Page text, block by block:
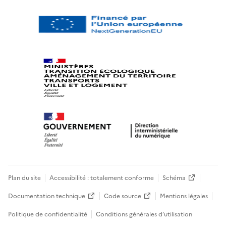
Plan du site Accessibilité : totalement conforme
Schéma
Documentation technique
Code source
Mentions légales
Politique de confidentialité
Conditions générales d’utilisation